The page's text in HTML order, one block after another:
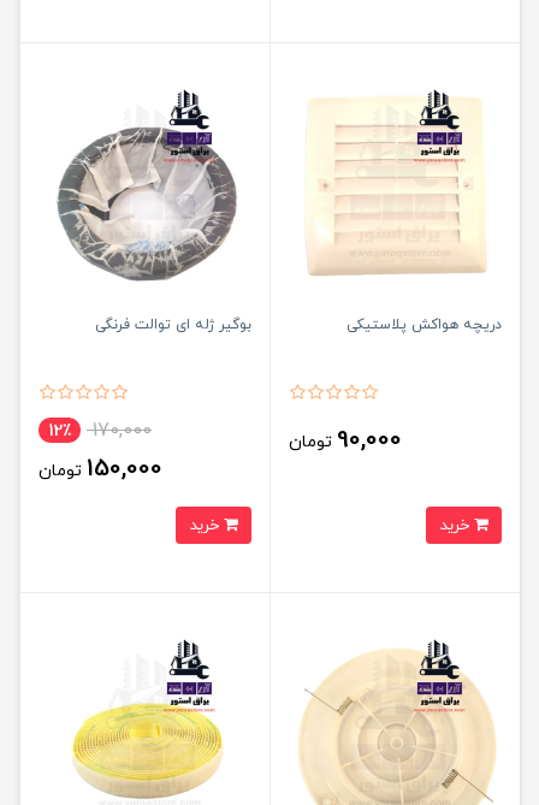
دریچه هواکش پلاستیکی
90,000 تومان
بوگیر ژله ای توالت فرنگی
170,000 12٪
150,000 تومان